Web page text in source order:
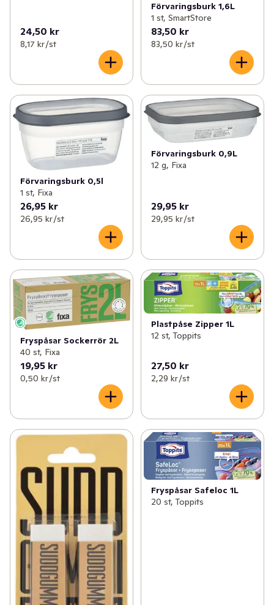
24,50 kr
8,17 kr /st
Förvaringsburk 1,6L
1 st, SmartStore
83,50 kr
83,50 kr /st
Förvaringsburk 0,5l
1 st, Fixa
26,95 kr
26,95 kr /st
Förvaringsburk 0,9L
12 g, Fixa
29,95 kr
29,95 kr /st
Fryspåsar Sockerrör 2L
40 st, Fixa
19,95 kr
0,50 kr /st
Plastpåse Zipper 1L
12 st, Toppits
27,50 kr
2,29 kr /st
Fryspåsar Safeloc 1L
20 st, Toppits